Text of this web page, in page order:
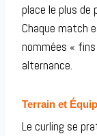
place le plus de
Chaque match
nommées «
alternance.
Terrain et
Le curling se